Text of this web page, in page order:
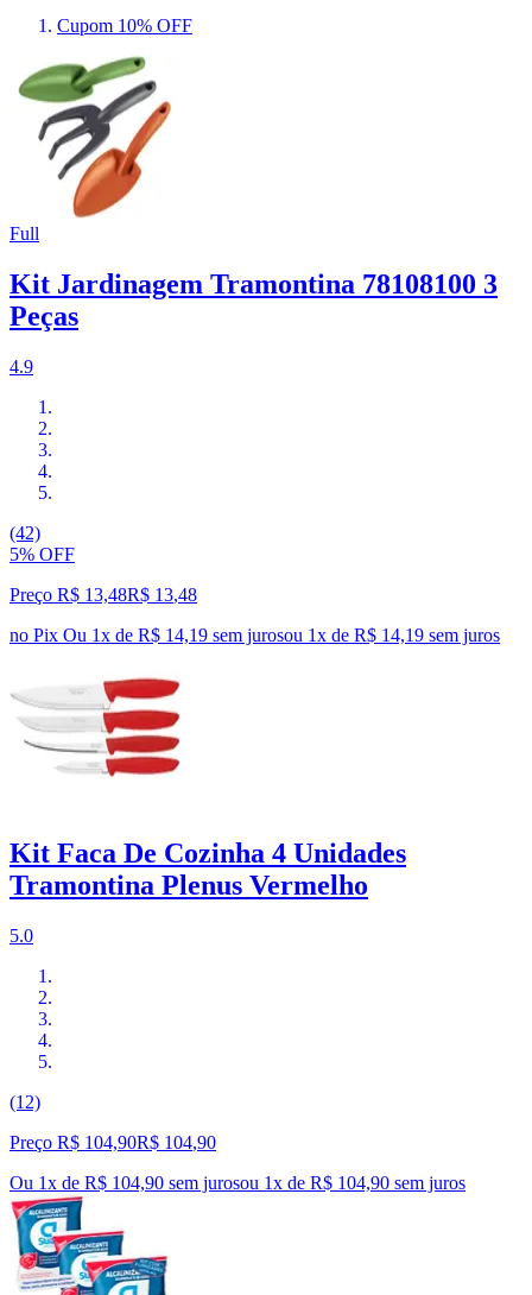
Cupom 10% OFF
Full
Kit Jardinagem Tramontina 78108100 3
Peças
4.9
(42)
5% OFF
Preço R$ 13,48R$ 13,48
no Pix Ou 1x de R$ 14,19 sem jurosou 1x de R$ 14,19 sem juros
Kit Faca De Cozinha 4 Unidades
Tramontina Plenus Vermelho
5.0
(12)
Preço R$ 104,90R$ 104,90
Ou 1x de R$ 104,90 sem jurosou 1x de R$ 104,90 sem juros